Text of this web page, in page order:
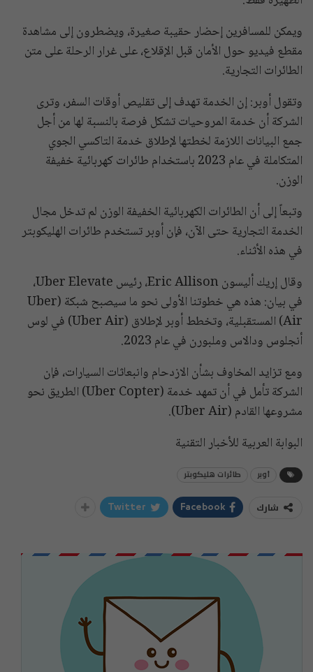
ويمكن للمسافرين إحضار حقيبة صغيرة، ويضطرون إلى مشاهدة
مقطع فيديو حول الأمان قبل الإقلاع، على غرار الرحلة على متن
الطائرات التجارية.
وتقول أوبر: إن الخدمة تهدف إلى تقليص أوقات السفر، وترى
الشركة أن خدمة المروحيات تشكل فرصة بالنسبة لها من أجل
جمع البيانات اللازمة لخطتها لإطلاق خدمة التاكسي الجوي
المتكاملة في عام 2023 باستخدام طائرات كهربائية خفيفة
الوزن.
وتبعاً إلى أن الطائرات الكهربائية الخفيفة الوزن لم تدخل مجال
الخدمة التجارية حتى الآن، فإن أوبر تستخدم طائرات الهليكوبتر
في هذه الأثناء.
وقال إريك أليسون Eric Allison، رئيس Uber Elevate،
في بيان: هذه هي خطوتنا الأولى نحو ما سيصبح شبكة (Uber
Air) المستقبلية، وتخطط أوبر لإطلاق (Uber Air) في لوس
أنجلوس ودالاس وملبورن في عام 2023.
ومع تزايد المخاوف بشأن الازدحام وانبعاثات السيارات، فإن
الشركة تأمل في أن تمهد خدمة (Uber Copter) الطريق نحو
مشروعها القادم (Uber Air).
البوابة العربية للأخبار التقنية
أوبر طائرات هليكوبتر
شارك Facebook
Twitter